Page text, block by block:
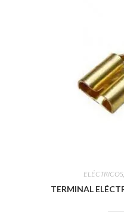
ELÉCTRICOS,
TERMINAL